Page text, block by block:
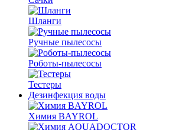
Шланги
Ручные пылесосы
Роботы-пылесосы
Тестеры
Дезинфекция воды
Химия BAYROL